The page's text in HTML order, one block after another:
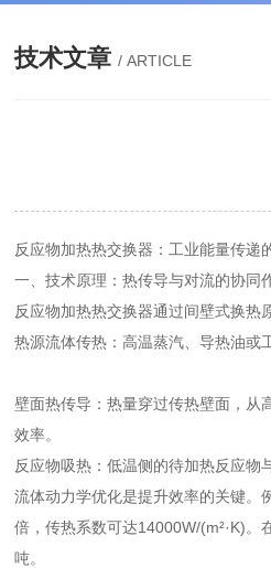
技术文章 / ARTICLE
反应物加热热交换器：工业能量传递
一、技术原理：热传导与对流的协同
反应物加热热交换器通过间壁式换热
热源流体传热：高温蒸汽、导热油或
壁面热传导：热量穿过传热壁面，从
效率。
反应物吸热：低温侧的待加热反应物
流体动力学优化是提升效率的关键。
倍，传热系数可达14000W/(m²·K)
吨。